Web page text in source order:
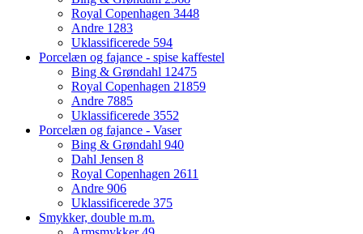
Royal Copenhagen 3448
Andre 1283
Uklassificerede 594
Porcelæn og fajance - spise kaffestel
Bing & Grøndahl 12475
Royal Copenhagen 21859
Andre 7885
Uklassificerede 3552
Porcelæn og fajance - Vaser
Bing & Grøndahl 940
Dahl Jensen 8
Royal Copenhagen 2611
Andre 906
Uklassificerede 375
Smykker, double m.m.